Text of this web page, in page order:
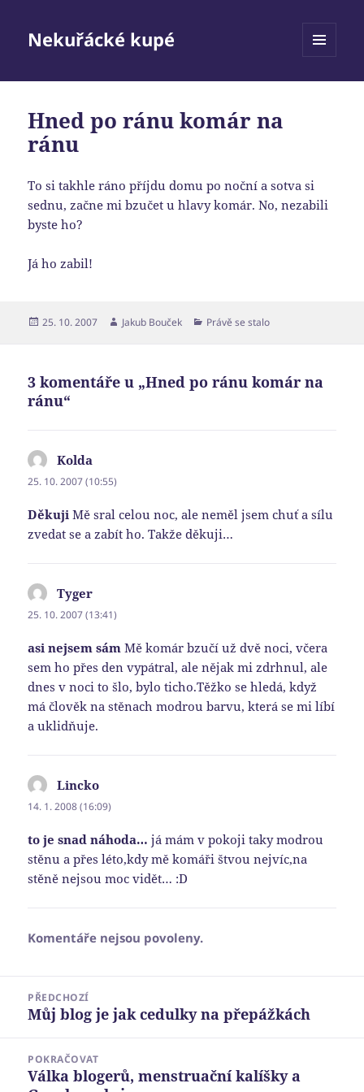
Nekuřácké kupé
Hned po ránu komár na
ránu
To si takhle ráno příjdu domu po noční a sotva si
sednu, začne mi bzučet u hlavy komár. No, nezabili
byste ho?
Já ho zabil!
Publikováno:
25. 10. 2007 Autor:
Jakub Bouček Rubriky:
Právě se stalo
3 komentáře u „Hned po ránu komár na
ránu“
Kolda
25. 10. 2007 (10:55)
Děkuji Mě sral celou noc, ale neměl jsem chuť a sílu
zvedat se a zabít ho. Takže děkuji…
Tyger
25. 10. 2007 (13:41)
asi nejsem sám Mě komár bzučí už dvě noci, včera
sem ho přes den vypátral, ale nějak mi zdrhnul, ale
dnes v noci to šlo, bylo ticho.Těžko se hledá, když
má člověk na stěnach modrou barvu, která se mi líbí
a uklidňuje.
Lincko
14. 1. 2008 (16:09)
to je snad náhoda… já mám v pokoji taky modrou
stěnu a přes léto,kdy mě komáři štvou nejvíc,na
stěně nejsou moc vidět… :D
Komentáře nejsou povoleny.
příspěvek
PŘEDCHOZÍ
Předchozí
Můj blog je jak cedulky na přepážkách
POKRAČOVAT
Následující
Válka blogerů, menstruační kalíšky a